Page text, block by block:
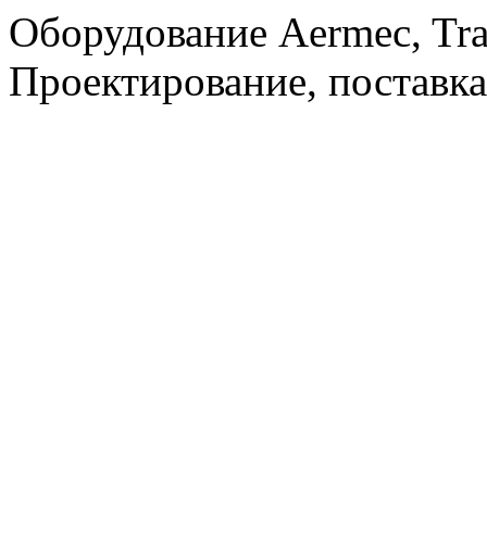
Оборудование Aermec,
Проектирование,